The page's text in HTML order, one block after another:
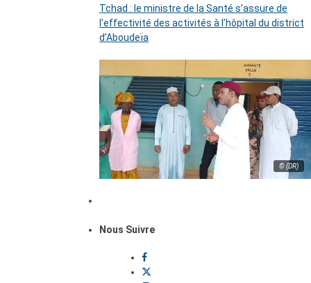
Tchad : le ministre de la Santé s’assure de
l’effectivité des activités à l’hôpital du district
d’Aboudeïa
© (DR)
Nous Suivre